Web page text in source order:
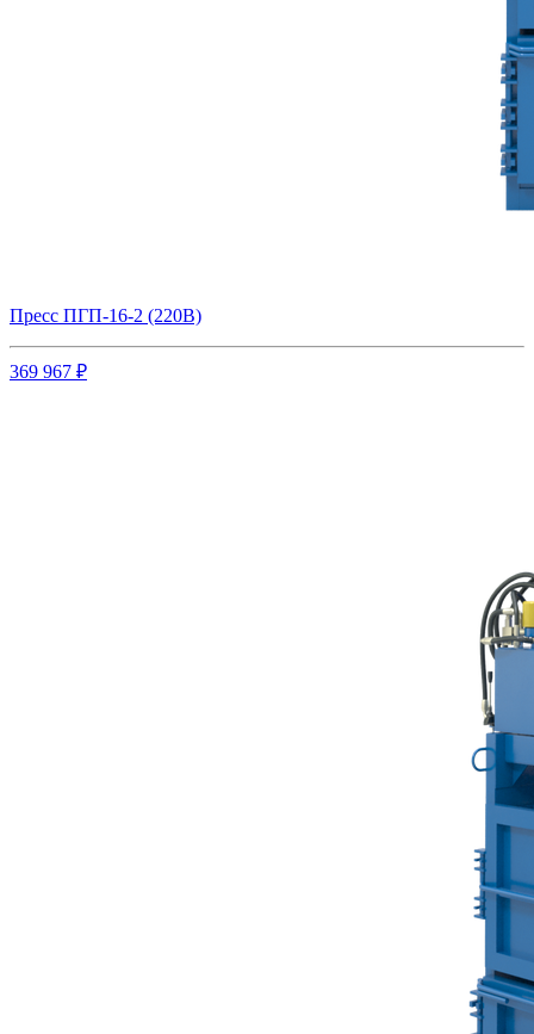
Пресс ПГП-16-2 (220В)
369 967 ₽